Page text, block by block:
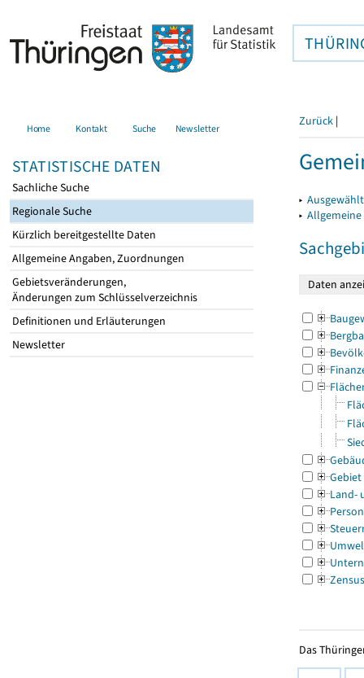
Home Kontakt Suche Newsletter
STATISTISCHE DATEN
Sachliche Suche
Regionale Suche
Kürzlich bereitgestellte Daten
Allgemeine Angaben, Zuordnungen
Gebietsveränderungen,
Änderungen zum Schlüsselverzeichnis
Definitionen und Erläuterungen
Newsletter
Zurück |
▸
▸
Gebiet
Land-
Zensus
Das